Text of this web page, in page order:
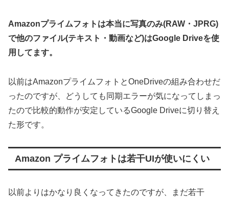
Amazonプライムフォトは本当に写真のみ(RAW・JPRG)
で他のファイル(テキスト・動画など)はGoogle Driveを使
用してます。
以前はAmazonプライムフォトとOneDriveの組み合わせだ
ったのですが、どうしても同期エラーが気になってしまっ
たので比較的動作が安定しているGoogle Driveに切り替え
た形です。
Amazon プライムフォトは若干UIが使いにくい
以前よりはかなり良くなってきたのですが、まだ若干